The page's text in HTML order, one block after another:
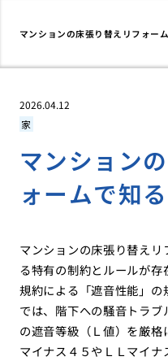
マンションの床張り替えリフォー
2026.04.12
家
マンション
ォームで知
マンションの床張り替え
る特有の制約とルールが
規約による「遮音性能」
では、階下への騒音トラ
の遮音等級（Ｌ値）を厳
マイナス４５やＬＬマイ